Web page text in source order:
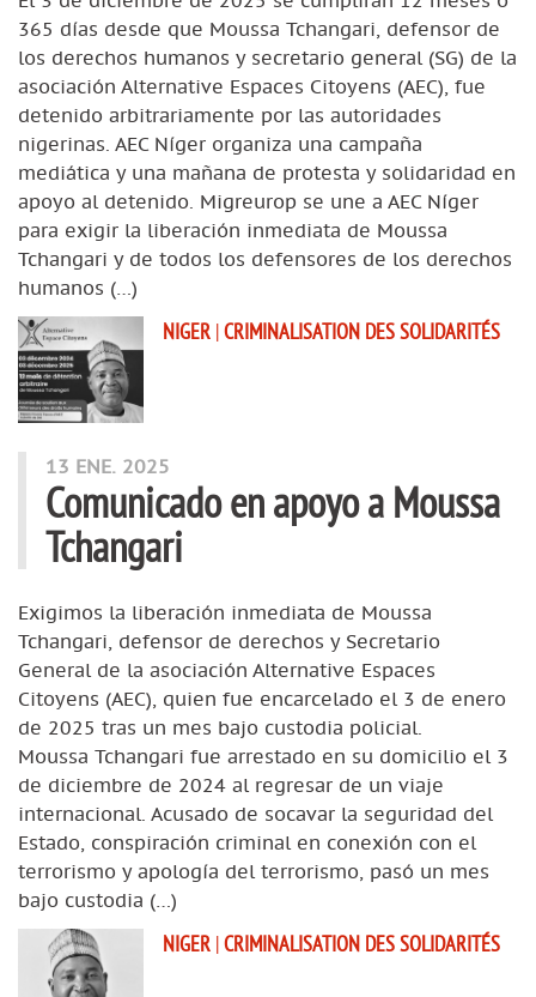
365 días desde que Moussa Tchangari, defensor de
los derechos humanos y secretario general (SG) de la
asociación Alternative Espaces Citoyens (AEC), fue
detenido arbitrariamente por las autoridades
nigerinas. AEC Níger organiza una campaña
mediática y una mañana de protesta y solidaridad en
apoyo al detenido. Migreurop se une a AEC Níger
para exigir la liberación inmediata de Moussa
Tchangari y de todos los defensores de los derechos
humanos (…)
NIGER |CRIMINALISATION DES SOLIDARITÉS
13 ENE. 2025
Comunicado en apoyo a Moussa
Tchangari
Exigimos la liberación inmediata de Moussa
Tchangari, defensor de derechos y Secretario
General de la asociación Alternative Espaces
Citoyens (AEC), quien fue encarcelado el 3 de enero
de 2025 tras un mes bajo custodia policial.
Moussa Tchangari fue arrestado en su domicilio el 3
de diciembre de 2024 al regresar de un viaje
internacional. Acusado de socavar la seguridad del
Estado, conspiración criminal en conexión con el
terrorismo y apología del terrorismo, pasó un mes
bajo custodia (…)
NIGER |CRIMINALISATION DES SOLIDARITÉS